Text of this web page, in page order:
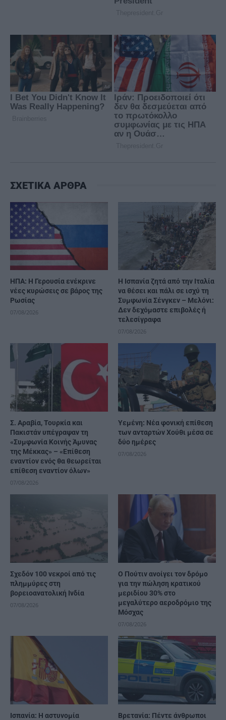
ΣΧΕΤΙΚΑ ΑΡΘΡΑ
ΗΠΑ: Η Γερουσία ενέκρινε
νέες κυρώσεις σε βάρος της
Ρωσίας
07/08/2026
H Ισπανία ζητά από την Ιταλία
να θέσει και πάλι σε ισχύ τη
Συμφωνία Σένγκεν – Μελόνι:
Δεν δεχόμαστε επιβολές ή
τελεσίγραφα
07/08/2026
Σ. Αραβία, Τουρκία και
Πακιστάν υπέγραψαν τη
«Συμφωνία Κοινής Άμυνας
της Μέκκας» – «Επίθεση
εναντίον ενός θα θεωρείται
επίθεση εναντίον όλων»
07/08/2026
Υεμένη: Νέα φονική επίθεση
των ανταρτών Χούθι μέσα σε
δύο ημέρες
07/08/2026
Σχεδόν 100 νεκροί από τις
πλημμύρες στη
βορειοανατολική Ινδία
07/08/2026
Ο Πούτιν ανοίγει τον δρόμο
για την πώληση κρατικού
μεριδίου 30% στο
μεγαλύτερο αεροδρόμιο της
Μόσχας
07/08/2026
Ισπανία: Η αστυνομία
Βρετανία: Πέντε άνθρωποι